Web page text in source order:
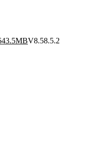
V8.58.5.2